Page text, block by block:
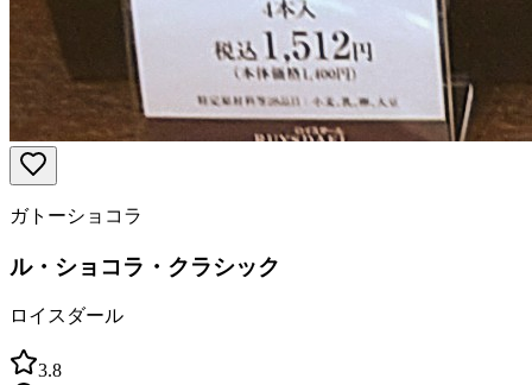
ガトーショコラ
ル・ショコラ・クラシック
ロイスダール
3.8